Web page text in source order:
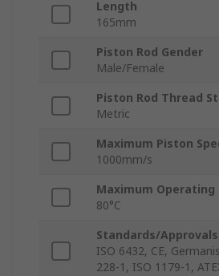
Length
165mm
Piston Rod Gender
Male/Female
Piston Rod Thread
Metric
Maximum Piston
1000mm/s
Maximum
80°C
Standards/Approvals
ISO 6432, CE,
228-1, ISO 1179-1,